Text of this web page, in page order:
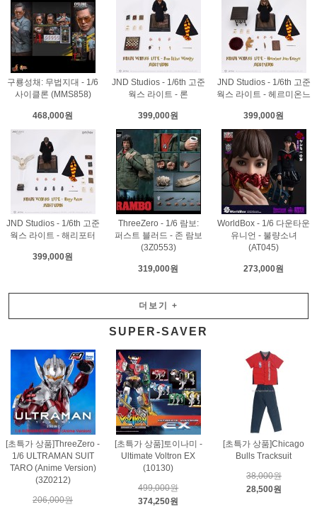
구룡성채: 무법지대 - 1/6
사이클론 (MMS858)
468,000원
JND Studios - 1/6th 고준
웍스 라이트 - 론
399,000원
JND Studios - 1/6th 고준
웍스 라이트 - 헤르미온느
399,000원
JND Studios - 1/6th 고준
웍스 라이트 - 해리포터
399,000원
ThreeZero - 1/6 람보:
퍼스트 블러드 - 존 람보
(3Z0553)
319,000원
WorldBox - 1/6 다운타운
유니언 - 불량소녀
(AT045)
273,000원
더보기 +
SUPER-SAVER
[초특가 상품]ThreeZero -
1/6 ULTRAMAN SUIT
TARO (Anime Version)
(3Z0212)
206,000원
[초특가 상품]토이나미 -
Ultimate Voltron EX
(10130)
499,000원
374,250원
[초특가 상품]Chicago
Bulls Tracksuit
38,000원
28,500원